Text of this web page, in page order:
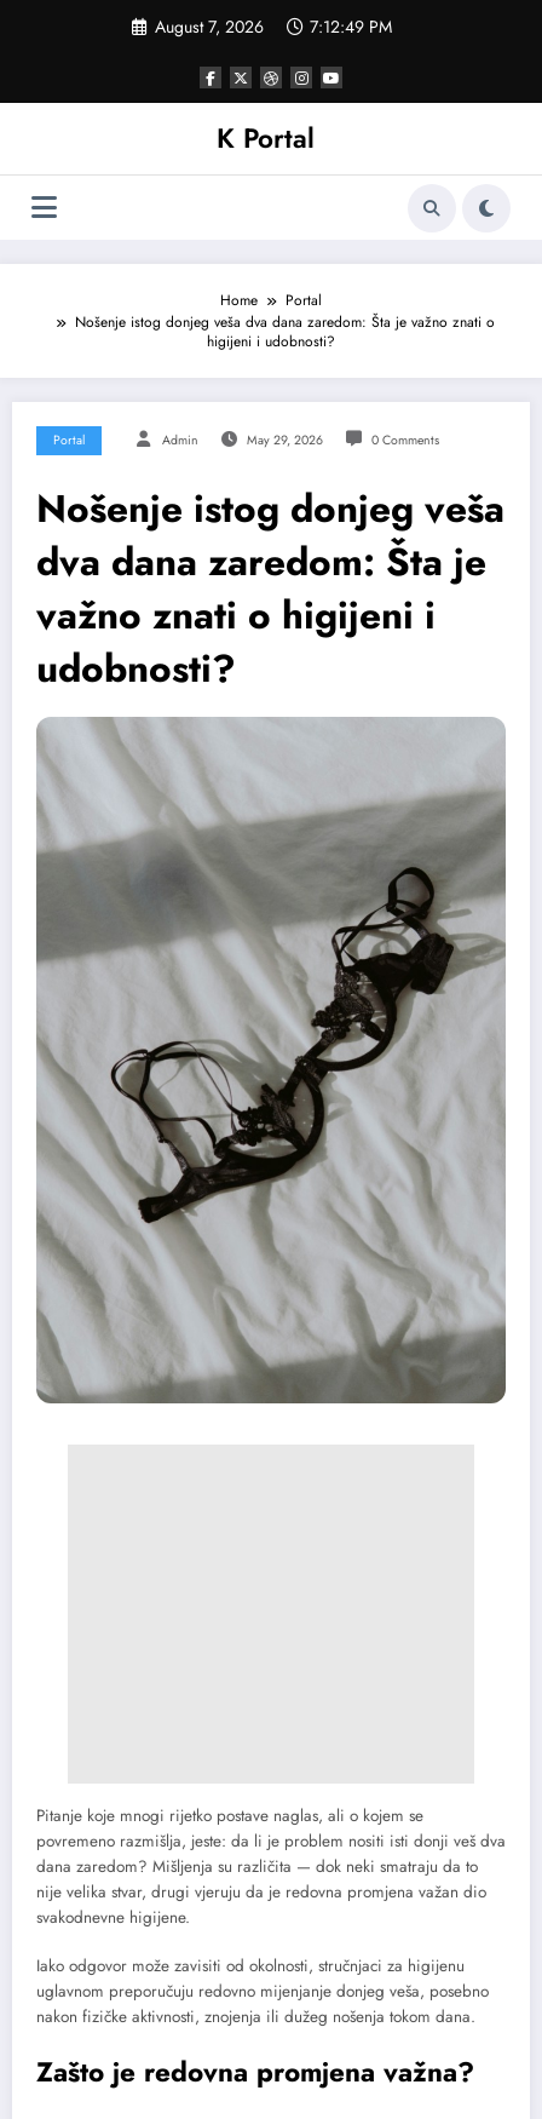
August 7, 2026 7:12:52 PM
K Portal
Home
Portal
Nošenje istog donjeg veša dva dana zaredom: Šta je važno znati o
higijeni i udobnosti?
Portal Admin May 29, 2026 0 Comments
Nošenje istog donjeg veša
dva dana zaredom: Šta je
važno znati o higijeni i
udobnosti?
Pitanje koje mnogi rijetko postave naglas, ali o kojem se
povremeno razmišlja, jeste: da li je problem nositi isti donji veš dva
dana zaredom? Mišljenja su različita — dok neki smatraju da to
nije velika stvar, drugi vjeruju da je redovna promjena važan dio
svakodnevne higijene.
Iako odgovor može zavisiti od okolnosti, stručnjaci za higijenu
uglavnom preporučuju redovno mijenjanje donjeg veša, posebno
nakon fizičke aktivnosti, znojenja ili dužeg nošenja tokom dana.
Zašto je redovna promjena važna?